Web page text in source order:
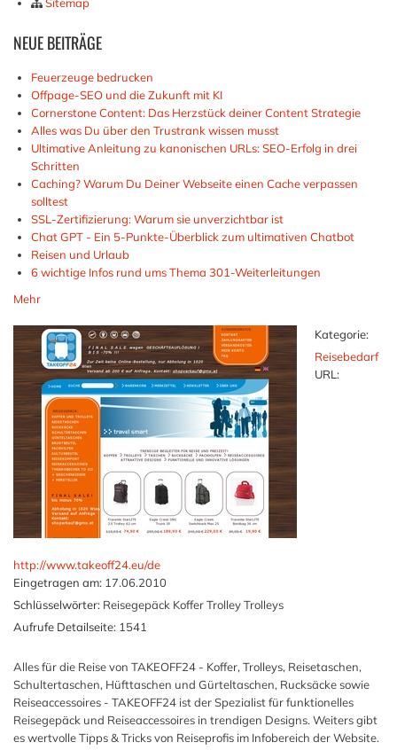
NEUEBEITRÄGE
Feuerzeuge bedrucken
Offpage-SEO und die Zukunft mit KI
Cornerstone Content: Das Herzstück deiner Content Strategie
Alles was Du über den Trustrank wissen musst
Ultimative Anleitung zu kanonischen URLs: SEO-Erfolg in drei
Schritten
Caching? Warum Du Deiner Webseite einen Cache verpassen
solltest
SSL-Zertifizierung: Warum sie unverzichtbar ist
Chat GPT - Ein 5-Punkte-Überblick zum ultimativen Chatbot
Reisen und Urlaub
6 wichtige Infos rund ums Thema 301-Weiterleitungen
Mehr
Kategorie:
Reisebedarf
URL:
http://www.takeoff24.eu/de
Eingetragen am: 17.06.2010
Schlüsselwörter: Reisegepäck Koffer Trolley Trolleys
Aufrufe Detailseite: 1541
Alles für die Reise von TAKEOFF24 - Koffer, Trolleys, Reisetaschen,
Schultertaschen, Hüfttaschen und Gürteltaschen, Rucksäcke sowie
Reiseaccessoires - TAKEOFF24 ist der Spezialist für funktionelles
Reisegepäck und Reiseaccessoires in trendigen Designs. Weiters gibt
es wertvolle Tipps & Tricks von Reiseprofis im Infobereich der Website.